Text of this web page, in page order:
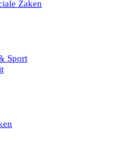
Zaken
Sport